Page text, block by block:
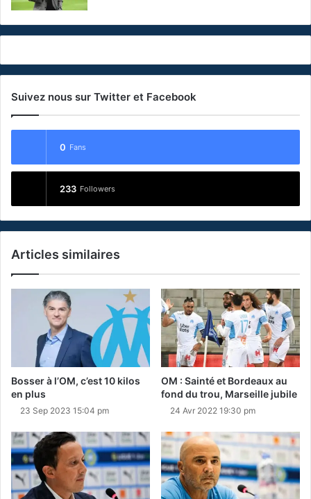
Suivez nous sur Twitter et Facebook
0 Fans
233 Followers
Articles similaires
Bosser à l’OM, c’est 10 kilos
en plus
23 Sep 2023 15:04 pm
OM : Sainté et Bordeaux au
fond du trou, Marseille jubile
24 Avr 2022 19:30 pm